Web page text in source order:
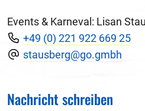
Events & Karneval: Lisan
+49 (0) 221 922 669 25
stausberg@go.gmbh
Nachricht schreiben